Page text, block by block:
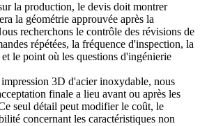
la production, le devis doit montrer
la géométrie approuvée après la
recherchons le contrôle des révisions de
répétées, la fréquence d'inspection, la
le point où les questions d'ingénierie
impression 3D d'acier inoxydable, nous
finale a lieu avant ou après les
seul détail peut modifier le coût, le
concernant les caractéristiques non